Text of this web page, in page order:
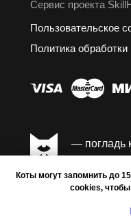
Пользовательское
Политика
Сервис проекта
— погладь
Коты могут запомнить до
cookies, чтобы